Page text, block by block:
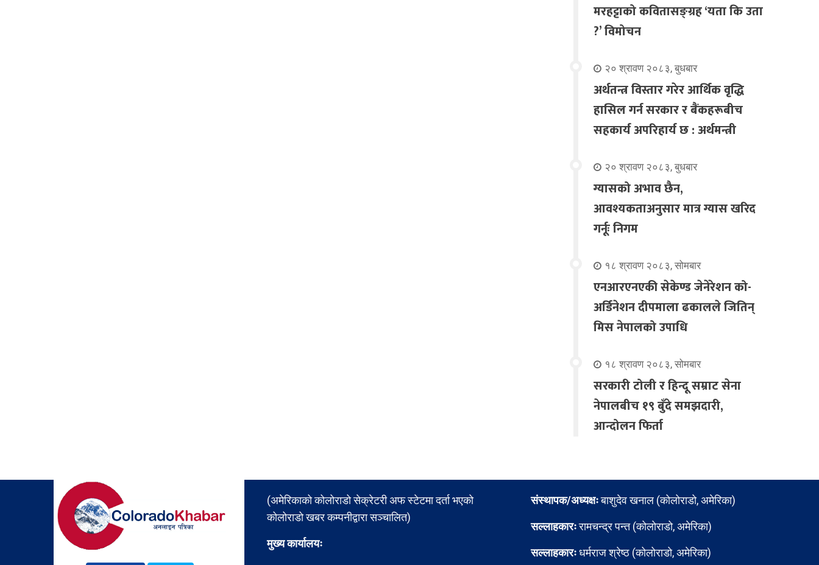
मरहट्टाको कवितासङ्ग्रह ‘यता कि उता
?’ विमोचन
२० श्रावण २०८३, बुधबार
अर्थतन्त्र विस्तार गरेर आर्थिक वृद्धि
हासिल गर्न सरकार र बैंकहरूबीच
सहकार्य अपरिहार्य छ : अर्थमन्त्री
२० श्रावण २०८३, बुधबार
ग्यासको अभाव छैन,
आवश्यकताअनुसार मात्र ग्यास खरिद
गर्नूः निगम
१८ श्रावण २०८३, सोमबार
एनआरएनएकी सेकेण्ड जेनेरेशन को-
अर्डिनेशन दीपमाला ढकालले जितिन्
मिस नेपालको उपाधि
१८ श्रावण २०८३, सोमबार
सरकारी टोली र हिन्दू सम्राट सेना
नेपालबीच १९ बुँदे समझदारी,
आन्दोलन फिर्ता
(अमेरिकाको कोलोराडो सेक्रेटरी अफ स्टेटमा दर्ता भएको
कोलोराडो खबर कम्पनीद्वारा सञ्चालित)
मुख्य कार्यालयः
संस्थापक/अध्यक्षःबाशुदेव खनाल (कोलोराडो, अमेरिका)
सल्लाहकारःरामचन्द्र पन्त (कोलोराडो, अमेरिका)
सल्लाहकारःधर्मराज श्रेष्ठ (कोलोराडो, अमेरिका)